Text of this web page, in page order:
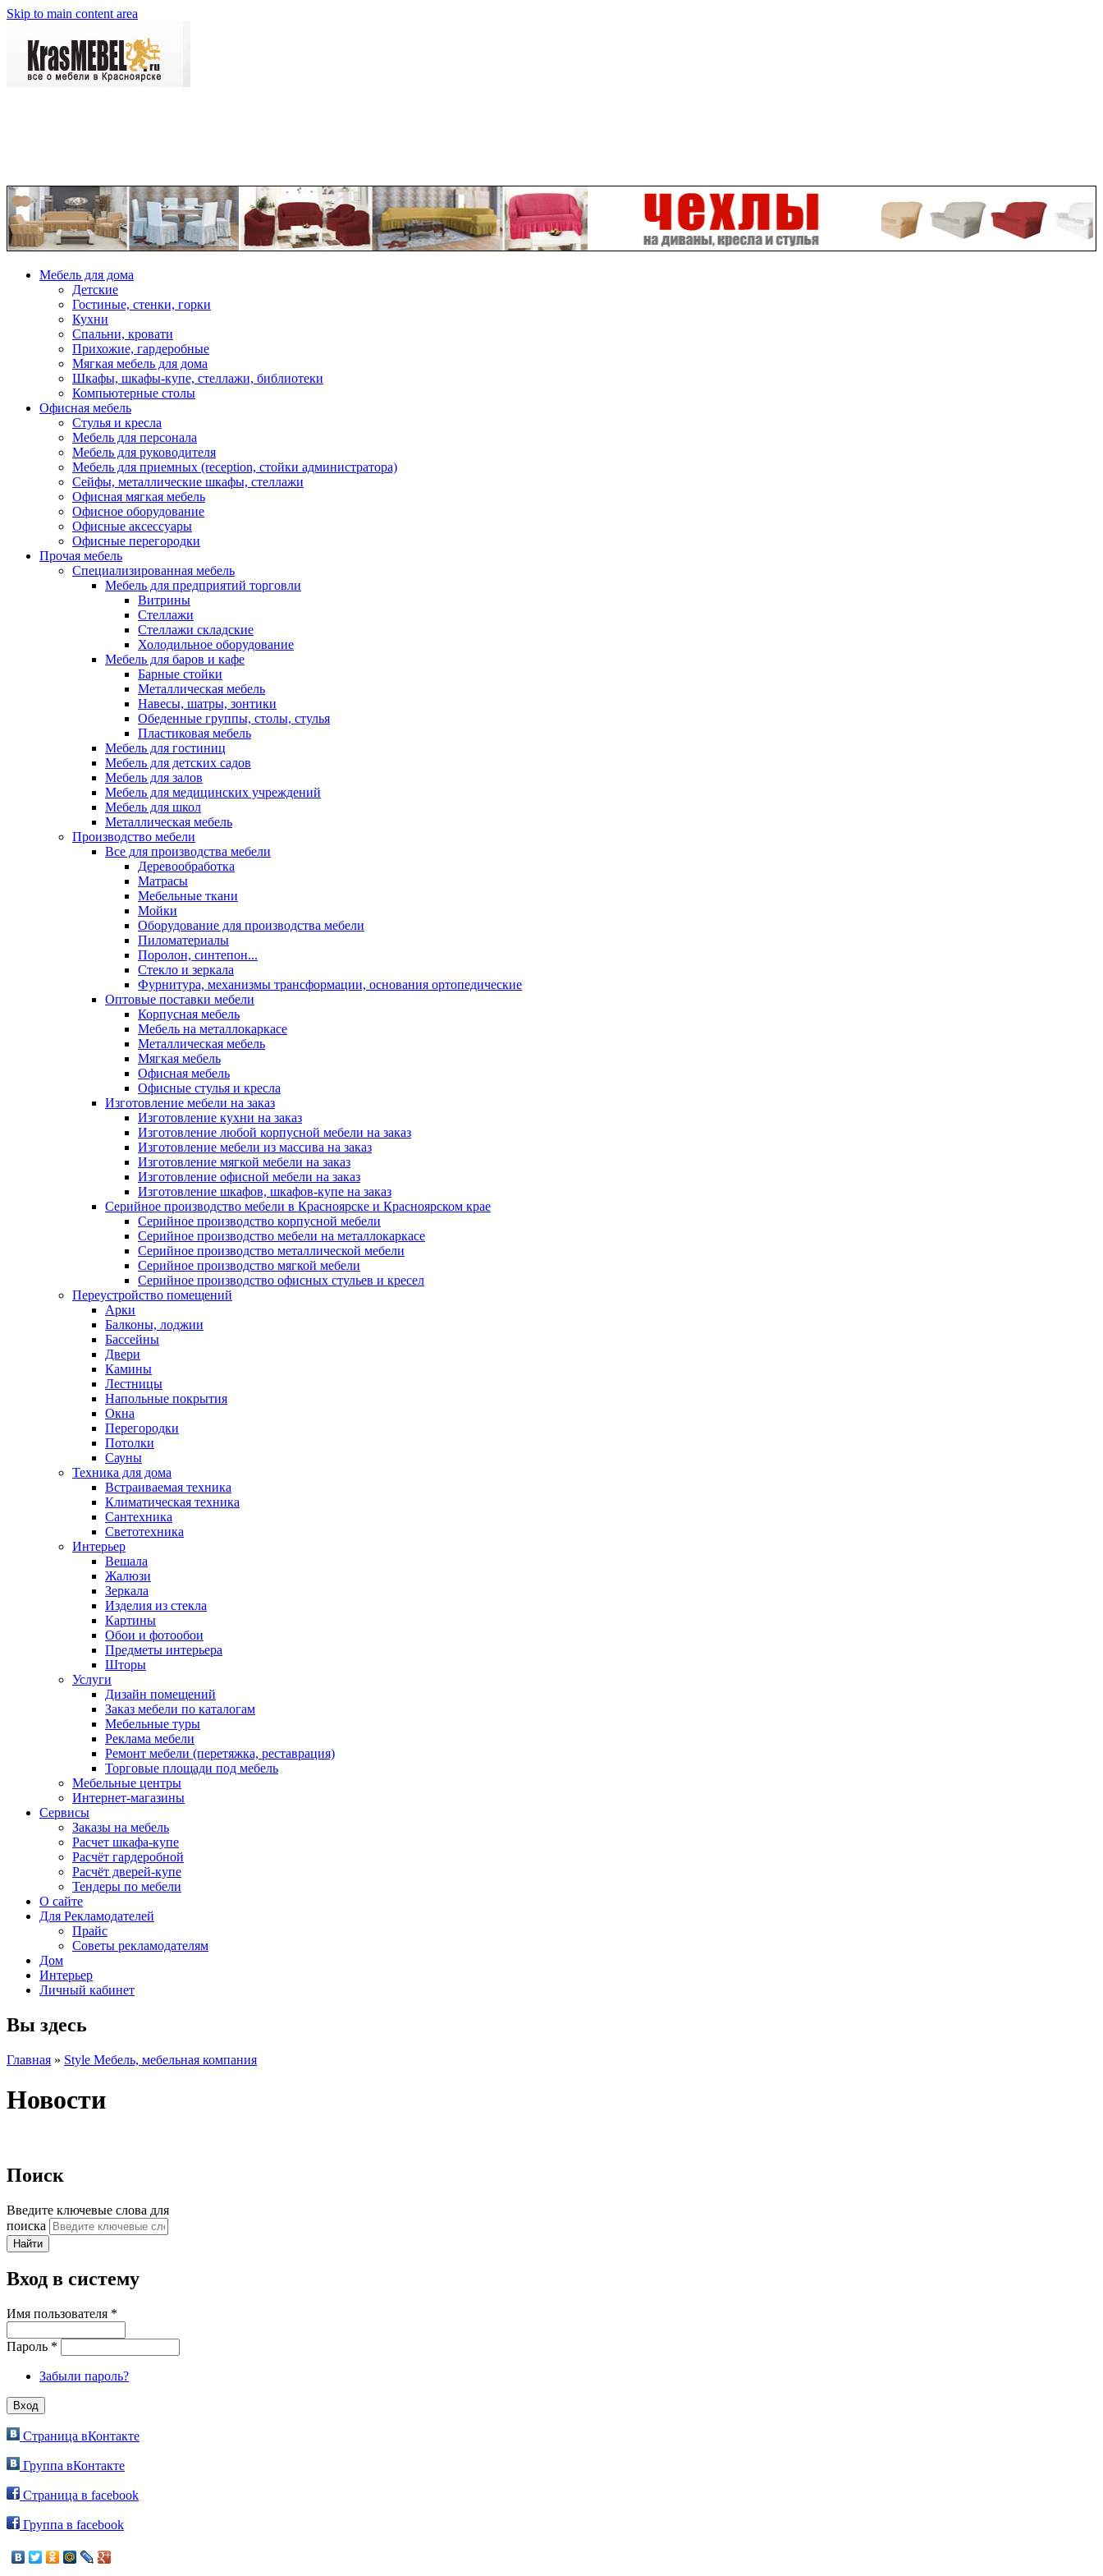
Skip to main content area
Мебель для дома
Детские
Гостиные, стенки, горки
Кухни
Спальни, кровати
Прихожие, гардеробные
Мягкая мебель для дома
Шкафы, шкафы-купе, стеллажи, библиотеки
Компьютерные столы
Офисная мебель
Стулья и кресла
Мебель для персонала
Мебель для руководителя
Мебель для приемных (reception, стойки администратора)
Сейфы, металлические шкафы, стеллажи
Офисная мягкая мебель
Офисное оборудование
Офисные аксессуары
Офисные перегородки
Прочая мебель
Специализированная мебель
Мебель для предприятий торговли
Витрины
Стеллажи
Стеллажи складские
Холодильное оборудование
Мебель для баров и кафе
Барные стойки
Металлическая мебель
Навесы, шатры, зонтики
Обеденные группы, столы, стулья
Пластиковая мебель
Мебель для гостиниц
Мебель для детских садов
Мебель для залов
Мебель для медицинских учреждений
Мебель для школ
Металлическая мебель
Производство мебели
Все для производства мебели
Деревообработка
Матрасы
Мебельные ткани
Мойки
Оборудование для производства мебели
Пиломатериалы
Поролон, синтепон...
Стекло и зеркала
Фурнитура, механизмы трансформации, основания ортопедические
Оптовые поставки мебели
Корпусная мебель
Мебель на металлокаркасе
Металлическая мебель
Мягкая мебель
Офисная мебель
Офисные стулья и кресла
Изготовление мебели на заказ
Изготовление кухни на заказ
Изготовление любой корпусной мебели на заказ
Изготовление мебели из массива на заказ
Изготовление мягкой мебели на заказ
Изготовление офисной мебели на заказ
Изготовление шкафов, шкафов-купе на заказ
Серийное производство мебели в Красноярске и Красноярском крае
Серийное производство корпусной мебели
Серийное производство мебели на металлокаркасе
Серийное производство металлической мебели
Серийное производство мягкой мебели
Серийное производство офисных стульев и кресел
Переустройство помещений
Арки
Балконы, лоджии
Бассейны
Двери
Камины
Лестницы
Напольные покрытия
Окна
Перегородки
Потолки
Сауны
Техника для дома
Встраиваемая техника
Климатическая техника
Сантехника
Светотехника
Интерьер
Вешала
Жалюзи
Зеркала
Изделия из стекла
Картины
Обои и фотообои
Предметы интерьера
Шторы
Услуги
Дизайн помещений
Заказ мебели по каталогам
Мебельные туры
Реклама мебели
Ремонт мебели (перетяжка, реставрация)
Торговые площади под мебель
Мебельные центры
Интернет-магазины
Сервисы
Заказы на мебель
Расчет шкафа-купе
Расчёт гардеробной
Расчёт дверей-купе
Тендеры по мебели
О сайте
Для Рекламодателей
Прайс
Советы рекламодателям
Дом
Интерьер
Личный кабинет
Вы здесь
Главная » Style Мебель, мебельная компания
Новости
Поиск
Введите ключевые слова для
поиска
Вход в систему
Имя пользователя *
Пароль *
Забыли пароль?
Страница вКонтакте
Группа вКонтакте
Страница в facebook
Группа в facebook